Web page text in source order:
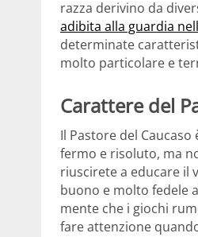
razza derivino da
adibita alla guardia
determinate
molto particolare e
Carattere del
Il Pastore del Caucaso
fermo e risoluto, ma
riuscirete a educare il
buono e molto fedele
mente che i giochi
fare attenzione